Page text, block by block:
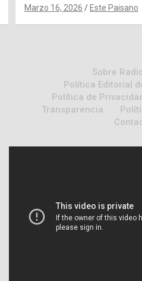
Marzo 16, 2026 Este Paisano
Sobre
Política Editorial
Política de
Transparencia